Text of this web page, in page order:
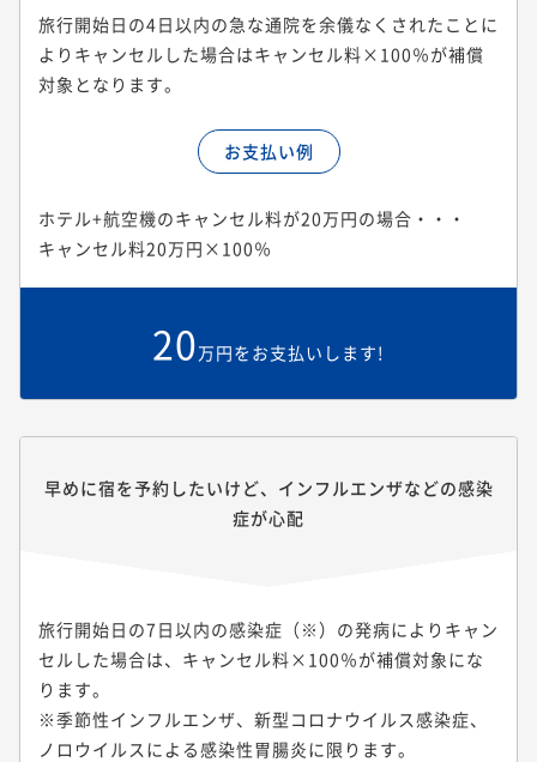
旅行開始日の4日以内の急な通院を余儀なくされたことに
よりキャンセルした場合はキャンセル料×100％が補償
対象となります。
お支払い例
ホテル+航空機のキャンセル料が20万円の場合・・・
キャンセル料20万円×100％
20万円をお支払いします!
早めに宿を予約したいけど、インフルエンザなどの感染
症が心配
旅行開始日の7日以内の感染症（※）の発病によりキャン
セルした場合は、キャンセル料×100％が補償対象にな
ります。
※季節性インフルエンザ、新型コロナウイルス感染症、
ノロウイルスによる感染性胃腸炎に限ります。